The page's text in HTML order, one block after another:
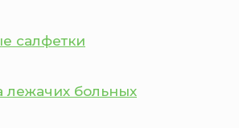
салфетки
лежачих больных